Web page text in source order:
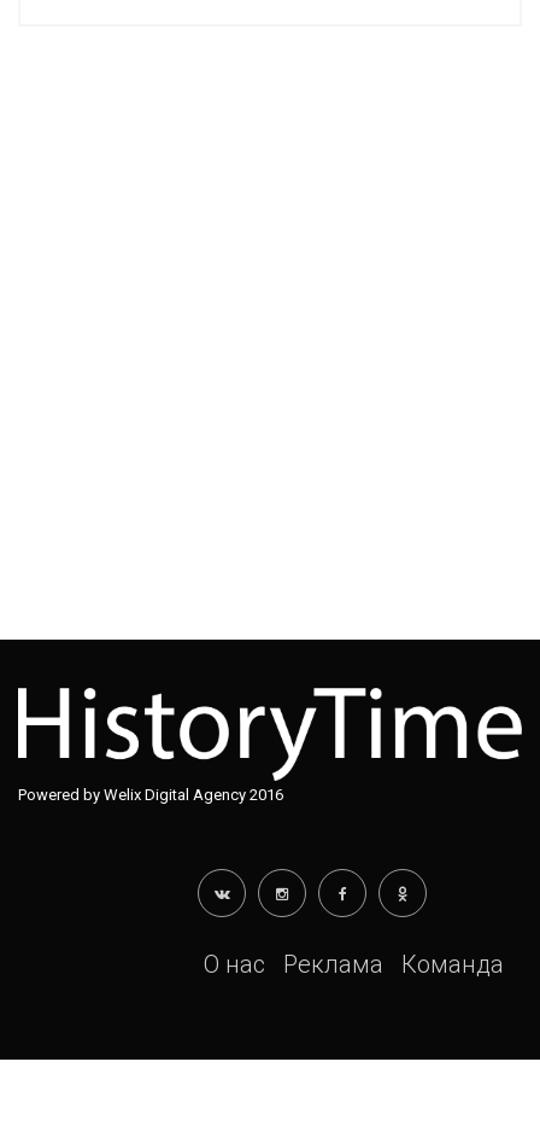
Powered by Welix Digital Agency 2016
О нас Реклама Команда